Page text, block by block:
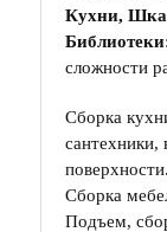
Кухни,
сложности
Сборка
сантехники,
поверхности.
Сборка
Подъем,